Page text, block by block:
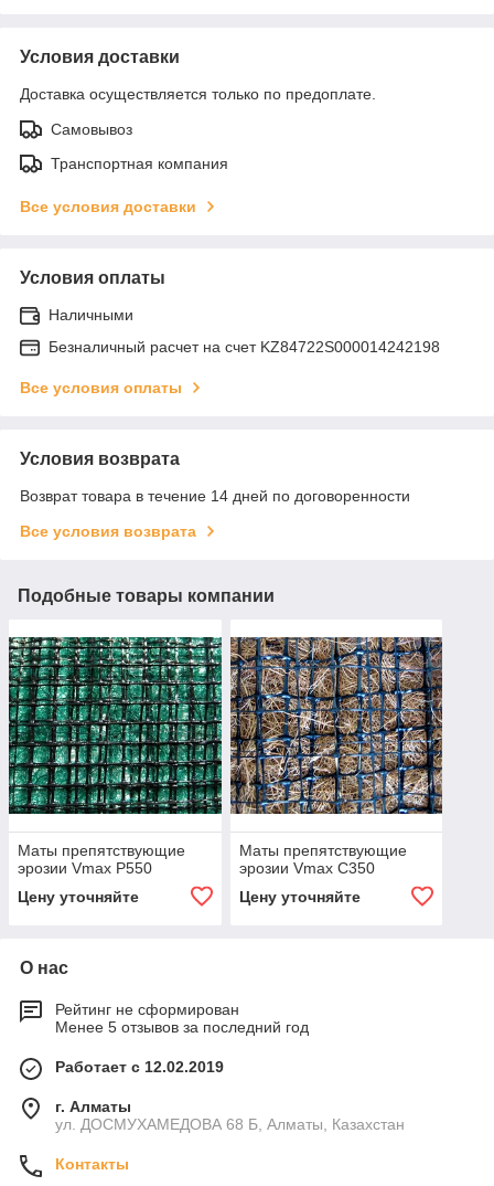
Условия доставки
Доставка осуществляется только по предоплате.
Самовывоз
Транспортная компания
Все условия доставки
Условия оплаты
Наличными
Безналичный расчет на счет KZ84722S000014242198
Все условия оплаты
Условия возврата
Возврат товара в течение 14 дней по договоренности
Все условия возврата
Подобные товары компании
Маты препятствующие
эрозии Vmax P550
Цену уточняйте
Маты препятствующие
эрозии Vmax C350
Цену уточняйте
О нас
Рейтинг не сформирован
Менее 5 отзывов за последний год
Работает с 12.02.2019
г. Алматы
ул. ДОСМУХАМЕДОВА 68 Б, Алматы, Казахстан
Контакты